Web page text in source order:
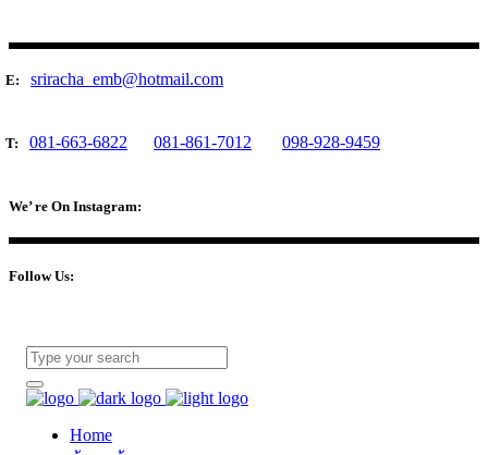
E: sriracha_emb@hotmail.com
T: 081-663-6822 081-861-7012 098-928-9459
We’ re On Instagram:
Follow Us:
Home